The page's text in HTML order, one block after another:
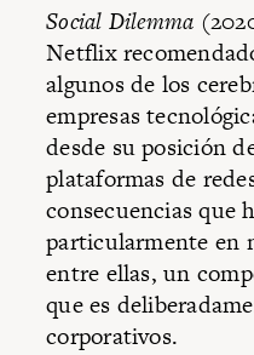
Social Dilemma
Netflix
algunos de los
empresas
desde su posición
plataformas de
consecuencias que
particularmente en
entre ellas, un
que es
corporativos.